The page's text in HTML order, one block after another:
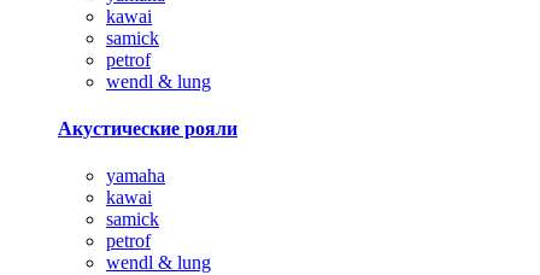
kawai
samick
petrof
wendl & lung
Акустические рояли
yamaha
kawai
samick
petrof
wendl & lung